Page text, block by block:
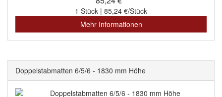
1 Stück | 85,24 €/Stück
Mehr Informationen
Doppelstabmatten 6/5/6 - 1830 mm Höhe